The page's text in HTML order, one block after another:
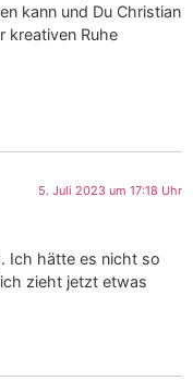
kann und Du Christian
kreativen Ruhe
5. Juli 2023 um 17:18 Uhr
Ich hätte es nicht so
zieht jetzt etwas